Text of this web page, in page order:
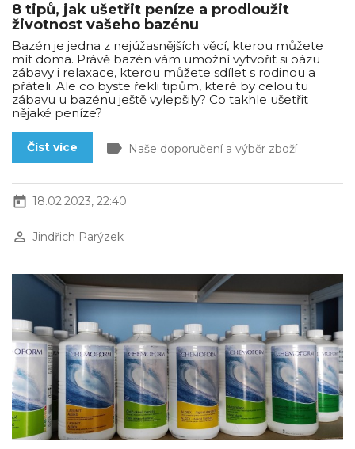
8 tipů, jak ušetřit peníze a prodloužit
životnost vašeho bazénu
Bazén je jedna z nejúžasnějších věcí, kterou můžete
mít doma. Právě bazén vám umožní vytvořit si oázu
zábavy i relaxace, kterou můžete sdílet s rodinou a
přáteli. Ale co byste řekli tipům, které by celou tu
zábavu u bazénu ještě vylepšily? Co takhle ušetřit
nějaké peníze?
Číst více label Naše doporučení a výběr zboží
today 18.02.2023, 22:40
perm_identity Jindřich Parýzek